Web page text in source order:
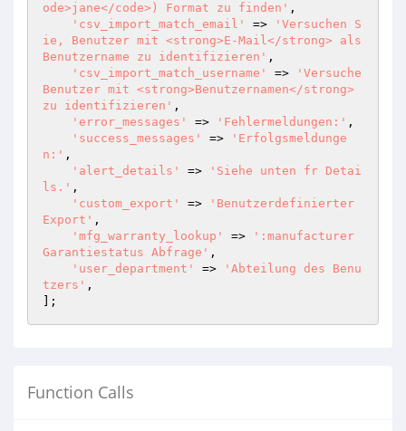
ode>jane</code>) Format zu finden' ,
'csv_import_match_email'
=>
'Versuchen S
ie, Benutzer mit <strong>E-Mail</strong> als
Benutzername zu identifizieren' ,
'csv_import_match_username'
=>
'Versuche
Benutzer mit <strong>Benutzernamen</strong>
zu identifizieren' ,
'error_messages'
=> 'Fehlermeldungen:' ,
'success_messages'
=>
'Erfolgsmeldunge
n:' ,
'alert_details'
=>
'Siehe unten fr Detai
ls.' ,
'custom_export'
=>
'Benutzerdefinierter
Export' ,
'mfg_warranty_lookup'
=>
':manufacturer
Garantiestatus Abfrage' ,
'user_department'
=>
'Abteilung des Benu
tzers' ,
Function Calls